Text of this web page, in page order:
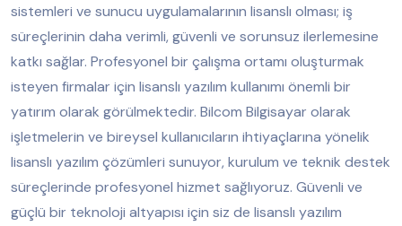
sistemleri ve sunucu uygulamalarının lisanslı olması; iş
süreçlerinin daha verimli, güvenli ve sorunsuz ilerlemesine
katkı sağlar. Profesyonel bir çalışma ortamı oluşturmak
isteyen firmalar için lisanslı yazılım kullanımı önemli bir
yatırım olarak görülmektedir. Bilcom Bilgisayar olarak
işletmelerin ve bireysel kullanıcıların ihtiyaçlarına yönelik
lisanslı yazılım çözümleri sunuyor, kurulum ve teknik destek
süreçlerinde profesyonel hizmet sağlıyoruz. Güvenli ve
güçlü bir teknoloji altyapısı için siz de lisanslı yazılım